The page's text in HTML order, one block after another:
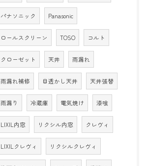
パナソニック Panasonic
ロールスクリーン TOSO コルト
クローゼット 天井 雨漏れ
雨漏れ補修 目透かし天井 天井張替
雨漏り 冷蔵庫 電気焼け 漆喰
LIXIL内窓 リクシル内窓 クレヴィ
LIXILクレヴィ リクシルクレヴィ